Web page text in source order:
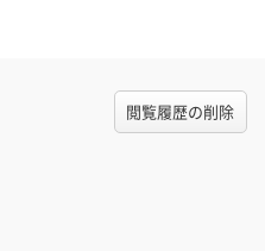
閲覧履歴の削除